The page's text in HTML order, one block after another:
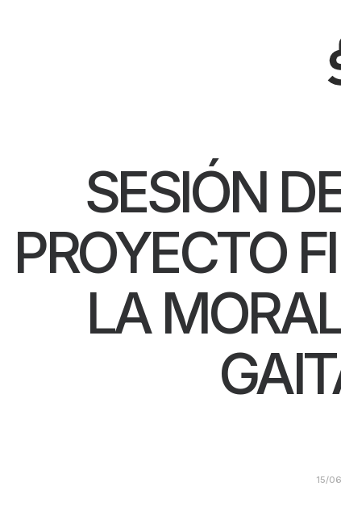
SESIÓN
PROYECTO
LA
15/